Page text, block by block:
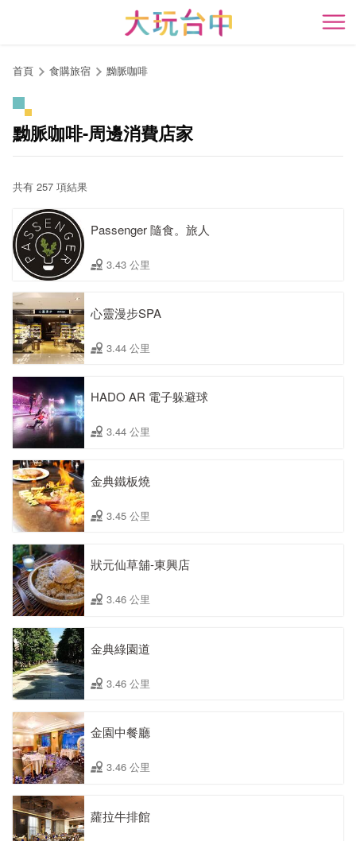
開
首頁 食購旅宿 黝脈咖啡
黝脈咖啡-周邊消費店家
共有 257 項結果
Passenger 隨食。旅人
3.43 公里
心靈漫步SPA
3.44 公里
HADO AR 電子躲避球
3.44 公里
金典鐵板燒
3.45 公里
狀元仙草舖-東興店
3.46 公里
金典綠園道
3.46 公里
金園中餐廳
3.46 公里
蘿拉牛排館